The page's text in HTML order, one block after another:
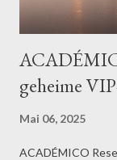
geheime
Mai 06, 2025
ACADÉMICO